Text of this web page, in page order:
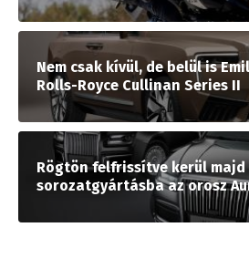
Nem csak kívül, de belül is
Rolls-Royce Cullinan Series II
Rögtön felfrissítve kerül majd
sorozatgyártásba az orosz